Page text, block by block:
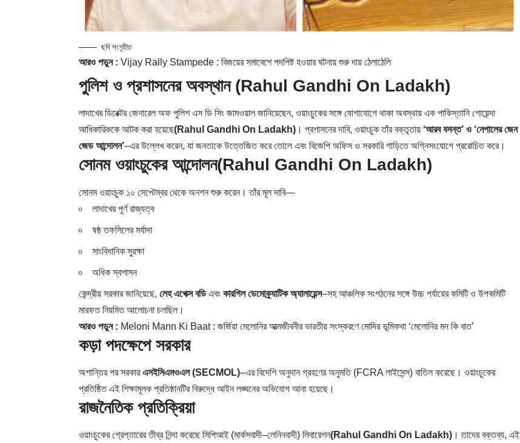
ছবি সংগৃহীত
আরও পড়ুন : Vijay Rally Stampede : বিজয়ের সমাবেশে পদপিষ্ট হওয়ার ঘটনায় শুরু দায় ঠেলাঠেলি
পুলিশ ও প্রশাসনের অবস্থান (Rahul Gandhi On Ladakh)
লাদাখের ডিরেক্টর জেনারেল অফ পুলিশ এস ডি সিং জামওয়াল জানিয়েছেন, ওয়াংচুকের সঙ্গে যোগাযোগে থাকা অবস্থায় এক পাকিস্তানি গোয়েন্দা
আধিকারিককে আটক করা হয়েছে(Rahul Gandhi On Ladakh) । প্রশাসনের দাবি, ওয়াংচুক তাঁর বক্তৃতায় ‘আরব বসন্ত’ ও ‘নেপালের জেন
জেড আন্দোলন’–এর উল্লেখ করেন, যা জনতাকে উত্তেজিত করে তোলে এবং বিজেপি অফিস ও সরকারি গাড়িতে অগ্নিসংযোগে প্ররোচিত করে।
সোনম ওয়াংচুকের আন্দোলন(Rahul Gandhi On Ladakh)
সোনম ওয়াংচুক ১০ সেপ্টেম্বর থেকে অনশন শুরু করেন। তাঁর মূল দাবি—
লাদাখের পূর্ণ রাজ্যত্ব
ষষ্ঠ তফসিলের মর্যাদা
সাংবিধানিক সুরক্ষা
অধিক স্বশাসন
কেন্দ্রীয় সরকার জানিয়েছে, লেহ এপেক্স বডিএবং কারগিল ডেমোক্র্যাটিক অ্যালায়েন্স–সহ আঞ্চলিক সংগঠনের সঙ্গে উচ্চ পর্যায়ের কমিটি ও উপকমিটি
মারফত নিয়মিত আলোচনা চলছিল।
আরও পড়ুন : Meloni Mann Ki Baat : জর্জিয়া মেলোনির আত্মজীবনীর ভারতীয় সংস্করণে মোদির ভূমিকথা ‘মেলোনির মন কি বাত’
কড়া পদক্ষেপে সরকার
অশান্তির পর সরকারএসইসিএমওএল (SECMOL)–এর বিদেশি অনুদান গ্রহণের অনুমতি (FCRA লাইসেন্স) বাতিল করেছে। ওয়াংচুকের
প্রতিষ্ঠিত এই শিক্ষামূলক প্রতিষ্ঠানটির বিরুদ্ধে আইন লঙ্ঘনের অভিযোগ আনা হয়েছে।
রাজনৈতিক প্রতিক্রিয়া
ওয়াংচুকের গ্রেপ্তারের তীব্র নিন্দা করেছে সিপিআই (মার্কসবাদী–লেনিনবাদী) লিবারেশন(Rahul Gandhi On Ladakh) । তাদের বক্তব্য, এই